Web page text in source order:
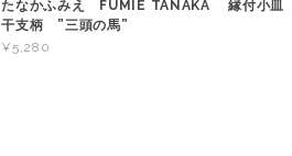
たなかふみえ FUMIE TANAKA 縁付小皿
干支柄 ”三頭の馬”
¥5,280